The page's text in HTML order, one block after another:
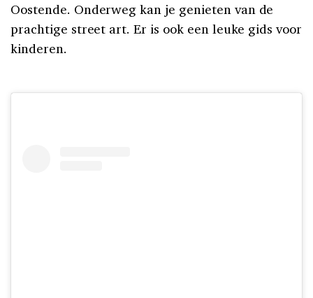
Oostende. Onderweg kan je genieten van de
prachtige street art. Er is ook een leuke gids voor
kinderen.